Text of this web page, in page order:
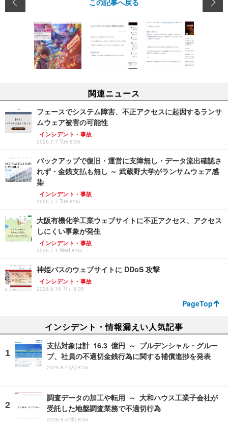
この記事へ戻る
関連ニュース
フェースでシステム障害、不正アクセスに起因するランサ
ムウェア被害の可能性
インシデント・事故
2026.7.7 Tue 8:05
バックアップで復旧・運営に支障無し・データ流出確認さ
れず・金銭支払も無し ～ 武蔵野大学がランサムウェア感
染
インシデント・事故
2026.7.7 Tue 8:05
大阪有機化学工業ウェブサイトに不正アクセス、アクセス
しにくい事象が発生
インシデント・事故
2026.7.1 Wed 8:05
神姫バスのウェブサイトに DDoS 攻撃
インシデント・事故
2026.6.18 Thu 8:05
PageTop
インシデント・情報漏えい人気記事
支払対象は計 16.3 億円 ～ プルデンシャル・グルー
プ、社員の不適切金銭行為に関する補償進捗を発表
2026.8.4(火) 8:05
調査データの加工や転用 ～ 大和ハウス工業子会社が
受託した地盤調査業務で不適切行為
2026.8.5(水) 8:05